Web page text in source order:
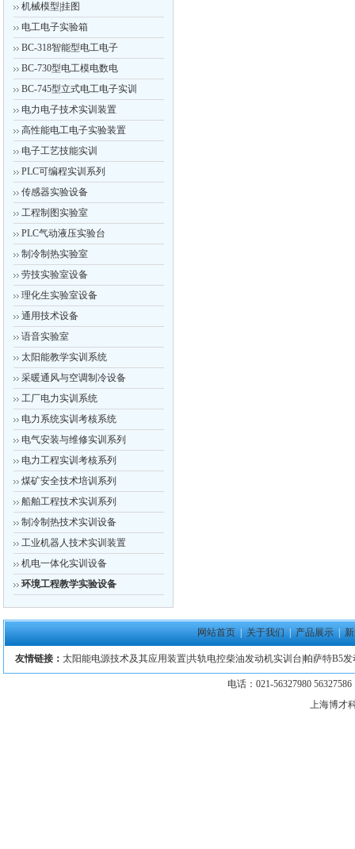
机械模型|挂图
电工电子实验箱
BC-318智能型电工电子
BC-730型电工模电数电
BC-745型立式电工电子实训
电力电子技术实训装置
高性能电工电子实验装置
电子工艺技能实训
PLC可编程实训系列
传感器实验设备
工程制图实验室
PLC气动液压实验台
制冷制热实验室
劳技实验室设备
理化生实验室设备
通用技术设备
语音实验室
太阳能教学实训系统
采暖通风与空调制冷设备
工厂电力实训系统
电力系统实训考核系统
电气安装与维修实训系列
电力工程实训考核系列
煤矿安全技术培训系列
船舶工程技术实训系列
制冷制热技术实训设备
工业机器人技术实训装置
机电一体化实训设备
环境工程教学实验设备
网站首页 关于我们 产品展示
友情链接： 太阳能电源技术及其应用装置共轨电控柴油发动机实训台 帕萨特B5
电话：021-56327980
上海博才